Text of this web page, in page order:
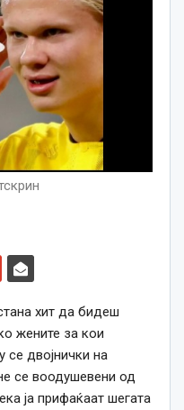
хит да бидеш
жените за кои
се двојнички на
се воодушевени од
ја прифаќаат шегата